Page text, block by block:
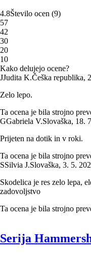
4.8Število ocen (9)
57
42
30
20
10
Kako delujejo ocene?
JJudita K.Češka republika,
Zelo lepo.
Ta ocena je bila strojno
GGabriela V.Slovaška, 18.
Prijeten na dotik in v roki.
Ta ocena je bila strojno
SSilvia J.Slovaška, 3. 5.
Skodelica je res zelo lepa,
zadovoljstvo
Ta ocena je bila strojno
Serija